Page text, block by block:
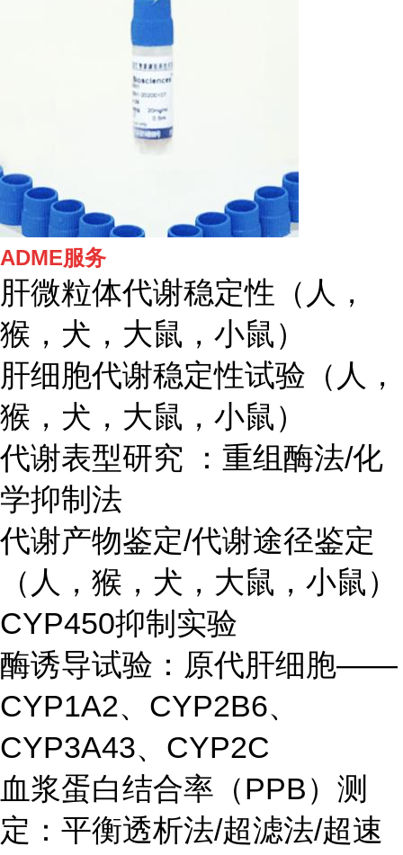
ADME服务
肝微粒体代谢稳定性（人，
猴，犬，大鼠，小鼠）
肝细胞代谢稳定性试验（人，
猴，犬，大鼠，小鼠）
代谢表型研究 ：重组酶法/化
学抑制法
代谢产物鉴定/代谢途径鉴定
（人，猴，犬，大鼠，小鼠）
CYP450抑制实验
酶诱导试验：原代肝细胞——
CYP1A2、CYP2B6、
CYP3A43、CYP2C
血浆蛋白结合率（PPB）测
定：平衡透析法/超滤法/超速